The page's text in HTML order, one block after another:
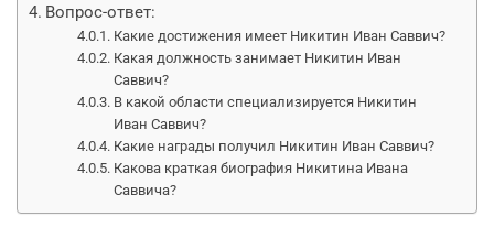
Вопрос-ответ:
Какие достижения имеет Никитин Иван Саввич?
Какая должность занимает Никитин Иван
Саввич?
В какой области специализируется Никитин
Иван Саввич?
Какие награды получил Никитин Иван Саввич?
Какова краткая биография Никитина Ивана
Саввича?